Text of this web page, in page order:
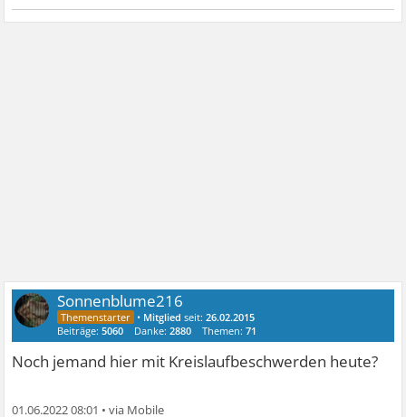
Sonnenblume216
• Mitglied seit:26.02.2015
Beiträge:5060 Danke:2880 Themen:71
Noch jemand hier mit Kreislaufbeschwerden heute?
01.06.2022 08:01 •